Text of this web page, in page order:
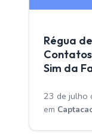
Régua
Sim da
23 de julho
em